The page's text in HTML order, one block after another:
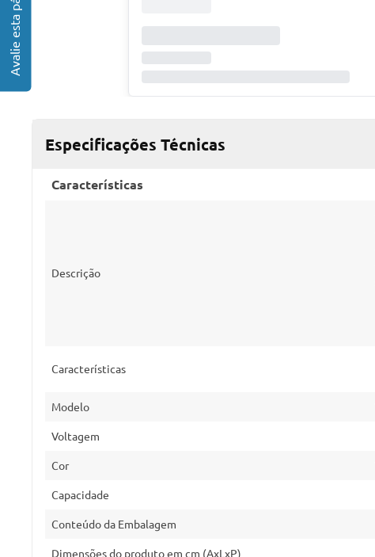
Especificações Técnicas
Características
Descrição
Características
Modelo
Voltagem
Cor
Capacidade
Conteúdo da Embalagem
Dimensões do produto em cm (AxLxP)